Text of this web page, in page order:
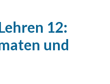
12:
und